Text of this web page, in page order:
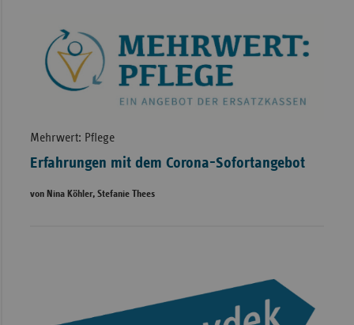
Mehrwert: Pflege
Erfahrungen mit dem Corona-Sofortangebot
von Nina Köhler, Stefanie Thees